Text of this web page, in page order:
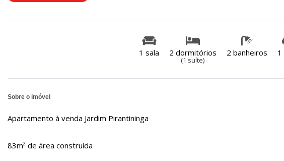
1 sala 2 dormitórios
(1 suíte)
2 banheiros 1
Sobre o imóvel
Apartamento à venda Jardim Pirantininga
83m² de área construída